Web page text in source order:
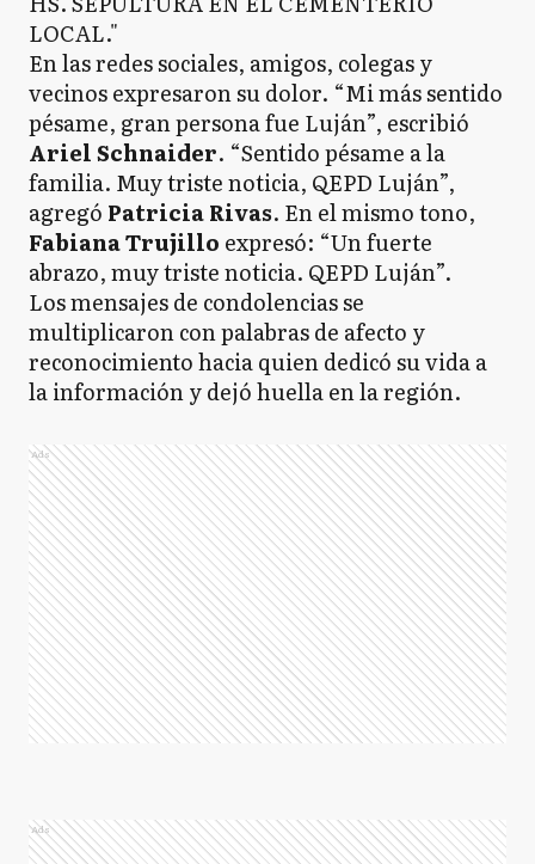
En las redes sociales, amigos, colegas y
vecinos expresaron su dolor. “Mi más sentido
pésame, gran persona fue Luján”, escribió
Ariel Schnaider. “Sentido pésame a la
familia. Muy triste noticia, QEPD Luján”,
agregó Patricia Rivas. En el mismo tono,
Fabiana Trujillo expresó: “Un fuerte
abrazo, muy triste noticia. QEPD Luján”.
Los mensajes de condolencias se
multiplicaron con palabras de afecto y
reconocimiento hacia quien dedicó su vida a
la información y dejó huella en la región.
Ads
Ads